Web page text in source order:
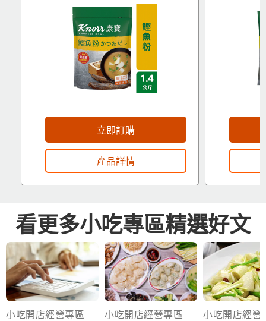
立即訂購
產品詳情
看更多小吃專區精選好文
小吃開店經營專區
小吃開店經營專區
小吃開店經營